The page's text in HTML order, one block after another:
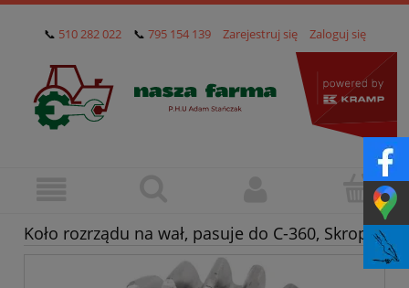
📞 510 282 022 📞 795 154 139 Zarejestruj się Zaloguj się
Koło rozrządu na wał, pasuje do C-360, Skropol